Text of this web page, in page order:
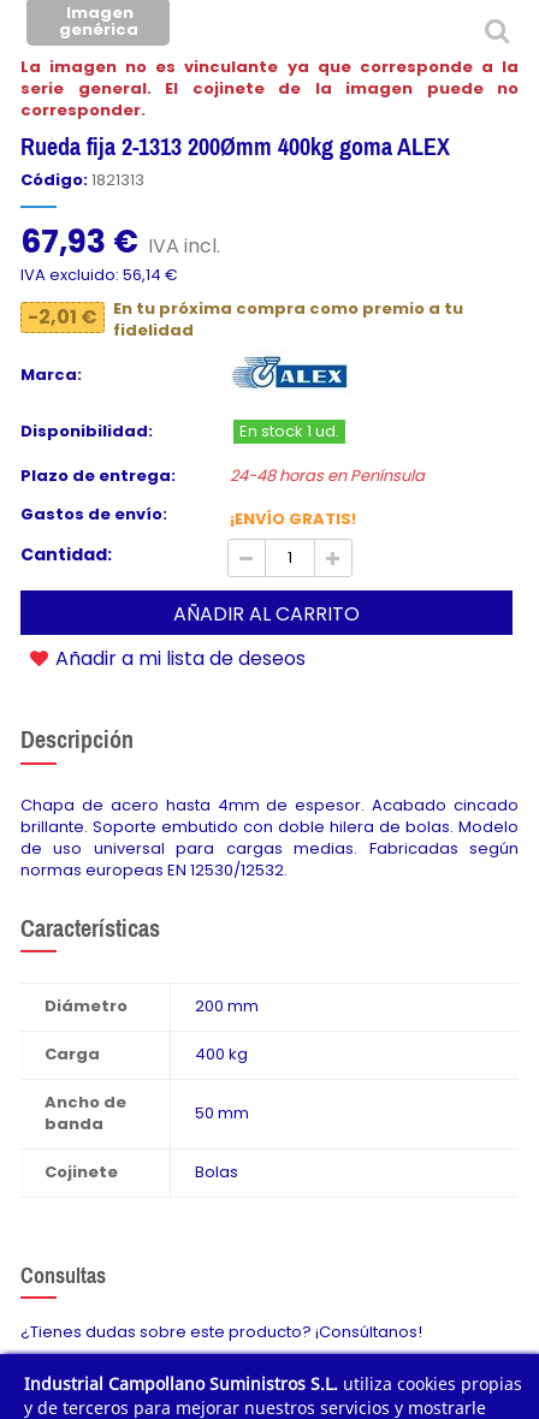
Imagen
genérica
La imagen no es vinculante ya que corresponde a la
serie general. El cojinete de la imagen puede no
corresponder.
Rueda fija 2-1313 200Ømm 400kg goma ALEX
Código:1821313
67,93 € IVA incl.
IVA excluido: 56,14 €
-2,01 €
En tu próxima compra como premio a tu
fidelidad
Marca:
Disponibilidad:
En stock 1 ud.
Plazo de entrega:
24-48 horas en Península
Gastos de envío:
¡ENVÍO GRATIS!
Cantidad:
AÑADIR AL CARRITO
Añadir a mi lista de deseos
Descripción
Chapa de acero hasta 4mm de espesor. Acabado cincado
brillante. Soporte embutido con doble hilera de bolas. Modelo
de uso universal para cargas medias. Fabricadas según
normas europeas EN 12530/12532.
Características
Diámetro 200 mm
Carga 400 kg
Ancho de
banda
50 mm
Cojinete Bolas
Consultas
¿Tienes dudas sobre este producto? ¡Consúltanos!
Envíanos tu consulta
Industrial Campollano Suministros S.L. utiliza cookies propias
y de terceros para mejorar nuestros servicios y mostrarle